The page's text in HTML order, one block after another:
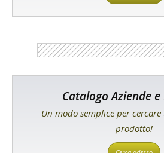
Catalogo Aziende
Un modo semplice per
prodotto!